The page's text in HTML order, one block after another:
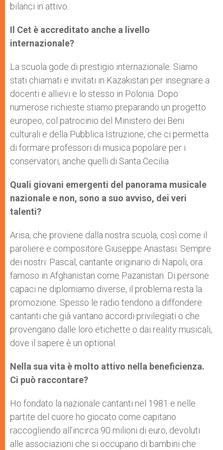
bilanci in attivo.
Il Cet è accreditato anche a livello
internazionale?
La scuola gode di prestigio internazionale. Siamo
stati chiamati e invitati in Kazakistan per insegnare a
docenti e allievi e lo stesso in Polonia. Dopo
numerose richieste stiamo preparando un progetto
europeo, col patrocinio del Ministero dei Beni
culturali e della Pubblica Istruzione, che ci permetta
di formare professori di musica popolare per i
conservatori, anche quelli di Santa Cecilia.
Quali giovani emergenti del panorama musicale
nazionale e non, sono a suo avviso, dei veri
talenti?
Arisa, che proviene dalla nostra scuola, così come il
paroliere e compositore Giuseppe Anastasi. Sempre
dei nostri: Pascal, cantante originario di Napoli, ora
famoso in Afghanistan come Pazanistan. Di persone
capaci ne diplomiamo diverse, il problema resta la
promozione. Spesso le radio tendono a diffondere
cantanti che già vantano accordi privilegiati o che
provengano dalle loro etichette o dai reality musicali,
dove il sapere è un optional.
Nella sua vita è molto attivo nella beneficienza.
Ci può raccontare?
Ho fondato la nazionale cantanti nel 1981 e nelle
partite del cuore ho giocato come capitano
raccogliendo all’incirca 90 milioni di euro, devoluti
alle associazioni che si occupano di bambini che